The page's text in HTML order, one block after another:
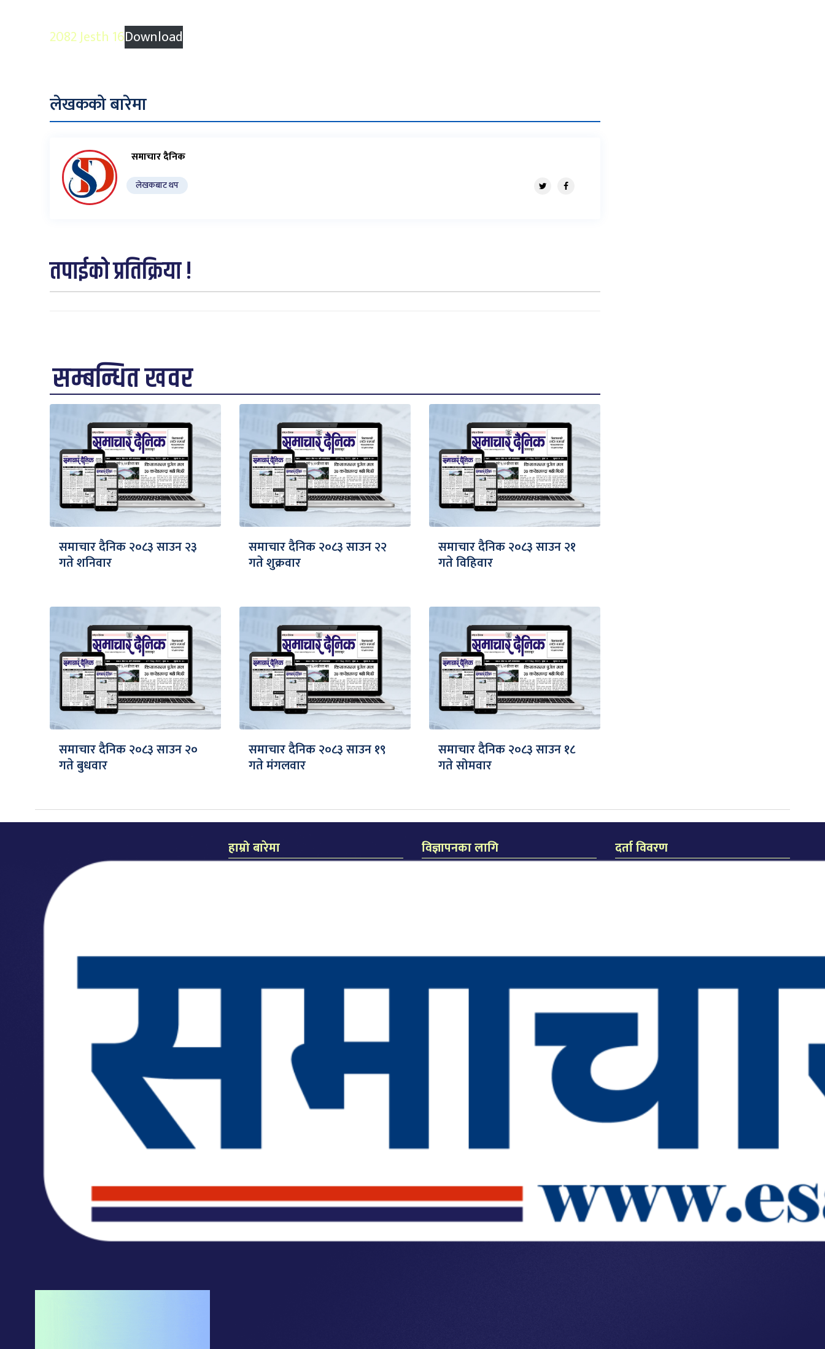
2082 Jesth 16Download
लेखकको बारेमा
समाचार दैनिक
लेखकबाट थप
तपाईको प्रतिक्रिया !
सम्बन्धित खवर
समाचार दैनिक २०८३ साउन २३
गते शनिवार
समाचार दैनिक २०८३ साउन २२
गते शुक्रवार
समाचार दैनिक २०८३ साउन २१
गते विहिवार
समाचार दैनिक २०८३ साउन २०
गते बुधवार
समाचार दैनिक २०८३ साउन १९
गते मंगलवार
समाचार दैनिक २०८३ साउन १८
गते सोमवार
हाम्रो बारेमा विज्ञापनका लागि दर्ता विवरण